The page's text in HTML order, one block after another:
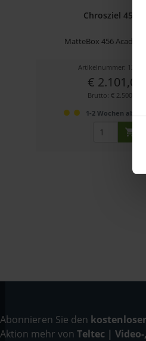
Chrosziel 456-
MatteBox 456
Artikelnummer:
€ 2.101,00
Brutto: € 2.500,19
1-2 Wochen ab
Abonnieren Sie den
Aktion mehr von Teltec |